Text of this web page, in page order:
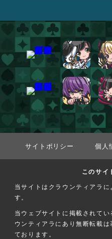
サイトポリシー 個人
このサイ
当サイトはクラウンティアラ
す。
当ウェブサイトに掲載されて
ウンティアラにあり無断転載
ております。